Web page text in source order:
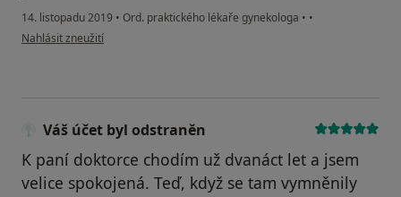
14. listopadu 2019 • Ord. praktického lékaře gynekologa • •
podle názoru uživatele Váš účet byl odstraněn
Nahlásit zneužití
Váš účet byl odstraněn
K paní doktorce chodím už dvanáct let a jsem
velice spokojená. Teď, když se tam vymněnily